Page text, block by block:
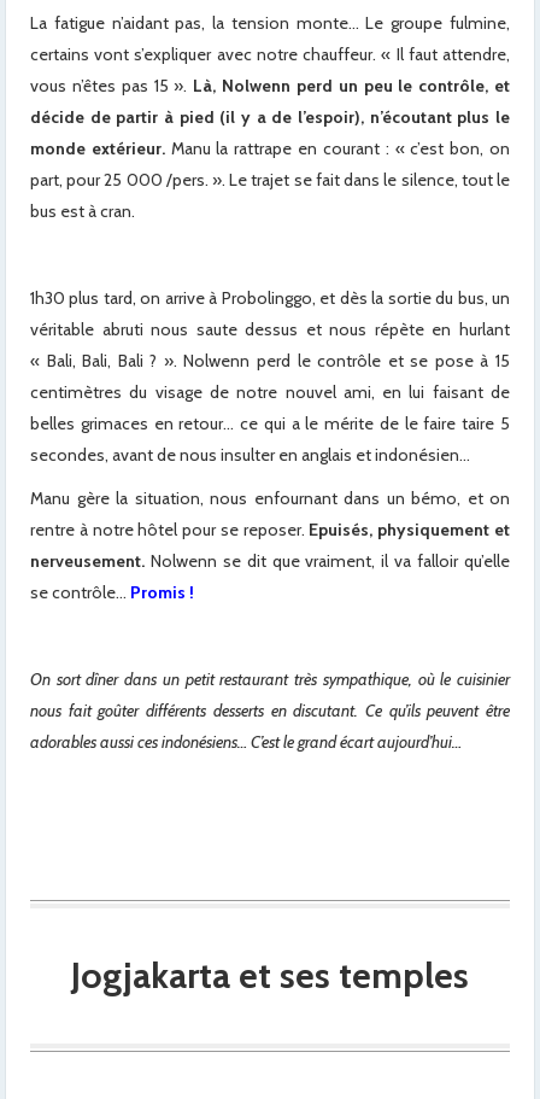
La fatigue n’aidant pas, la tension monte… Le groupe fulmine,
certains vont s’expliquer avec notre chauffeur. « Il faut attendre,
vous n’êtes pas 15 ». Là, Nolwenn perd un peu le contrôle, et
décide de partir à pied (il y a de l’espoir), n’écoutant plus le
monde extérieur.Manu la rattrape en courant : « c’est bon, on
part, pour 25 000 /pers. ». Le trajet se fait dans le silence, tout le
bus est à cran.
1h30 plus tard, on arrive à Probolinggo, et dès la sortie du bus, un
véritable abruti nous saute dessus et nous répète en hurlant
« Bali, Bali, Bali ? ». Nolwenn perd le contrôle et se pose à 15
centimètres du visage de notre nouvel ami, en lui faisant de
belles grimaces en retour… ce qui a le mérite de le faire taire 5
secondes, avant de nous insulter en anglais et indonésien…
Manu gère la situation, nous enfournant dans un bémo, et on
rentre à notre hôtel pour se reposer. Epuisés, physiquement et
nerveusement. Nolwenn se dit que vraiment, il va falloir qu’elle
se contrôle… Promis !
On sort dîner dans un petit restaurant très sympathique, où le cuisinier
nous fait goûter différents desserts en discutant. Ce qu’ils peuvent être
adorables aussi ces indonésiens… C’est le grand écart aujourd’hui…
Jogjakarta et ses temples